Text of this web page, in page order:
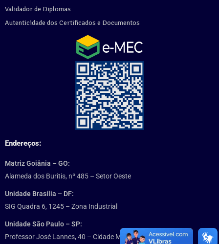
Validador de Diplomas
Autenticidade dos Certificados e Documentos
Endereços:
Matriz Goiânia – GO:
Alameda dos Buritis, nº 485 – Setor Oeste
Unidade Brasília – DF:
SIG Quadra 6, 1245 – Zona Industrial
Unidade São Paulo – SP:
Professor José Lannes, 40 – Cidade Monções